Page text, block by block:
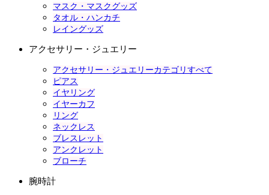
マスク・マスクグッズ
タオル・ハンカチ
レイングッズ
アクセサリー・ジュエリー
アクセサリー・ジュエリーカテゴリすべて
ピアス
イヤリング
イヤーカフ
リング
ネックレス
ブレスレット
アンクレット
ブローチ
腕時計